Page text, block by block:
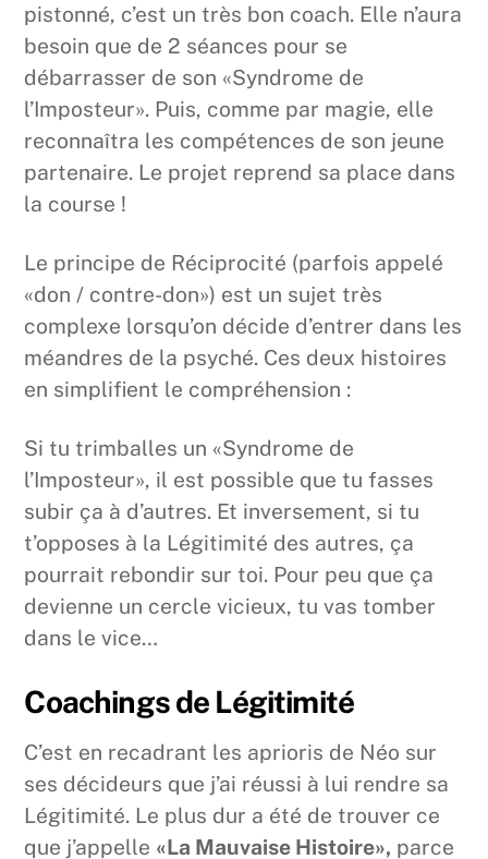
pistonné, c’est un très bon coach. Elle n’aura
besoin que de 2 séances pour se
débarrasser de son «Syndrome de
l’Imposteur». Puis, comme par magie, elle
reconnaîtra les compétences de son jeune
partenaire. Le projet reprend sa place dans
la course !
Le principe de Réciprocité (parfois appelé
«don / contre-don») est un sujet très
complexe lorsqu’on décide d’entrer dans les
méandres de la psyché. Ces deux histoires
en simplifient le compréhension :
Si tu trimballes un «Syndrome de
l’Imposteur», il est possible que tu fasses
subir ça à d’autres. Et inversement, si tu
t’opposes à la Légitimité des autres, ça
pourrait rebondir sur toi. Pour peu que ça
devienne un cercle vicieux, tu vas tomber
dans le vice…
Coachings de Légitimité
C’est en recadrant les aprioris de Néo sur
ses décideurs que j’ai réussi à lui rendre sa
Légitimité. Le plus dur a été de trouver ce
que j’appelle «La Mauvaise Histoire», parce